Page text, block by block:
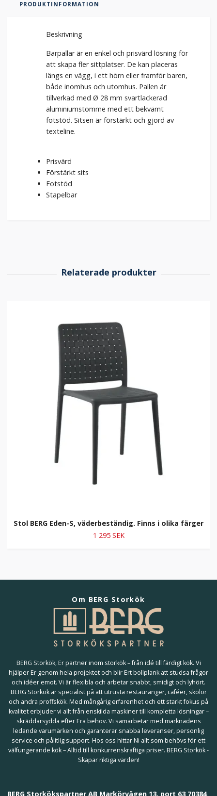
PRODUKTINFORMATION
Beskrivning
Barpallar är en enkel och prisvärd lösning för
att skapa fler sittplatser. De kan placeras
längs en vägg, i ett hörn eller framför baren,
både inomhus och utomhus. Pallen är
tillverkad med Ø 28 mm svartlackerad
aluminiumstomme med ett bekvämt
fotstöd. Sitsen är förstärkt och gjord av
texteline.
Prisvärd
Förstärkt sits
Fotstöd
Stapelbar
Stol BERG Eden-S, väderbeständig. Finns i olika färger
1 295 SEK
Om BERG Storkök
BERG Storkök, Er partner inom storkök – från idé till färdigt kök. Vi
hjälper Er genom hela projektet och blir Ert bollplank att studsa frågor
och idéer emot. Vi är flexibla och arbetar snabbt, smidigt och lyhört.
BERG Storkök är specialist på att utrusta restauranger, caféer, skolor
och andra proffskök. Med mångårig erfarenhet och ett starkt fokus på
kvalitet erbjuder vi allt från enskilda maskiner till kompletta lösningar –
skräddarsydda efter Era behov. Vi samarbetar med marknadens
ledande varumärken och garanterar snabba leveranser, personlig
service och pålitlig support. Hos oss hittar Ni allt som behövs för ett
välfungerande kök – Alltid till konkurrenskraftiga priser. BERG Storkök -
Skapar riktiga värden!
BERG Storkökspartner AB Markörvägen 13, port 63 70384